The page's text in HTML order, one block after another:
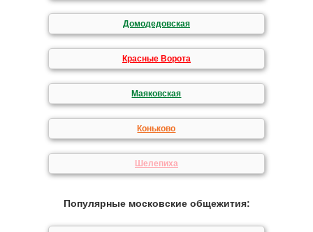
Домодедовская
Красные Ворота
Маяковская
Коньково
Шелепиха
Популярные московские общежития: